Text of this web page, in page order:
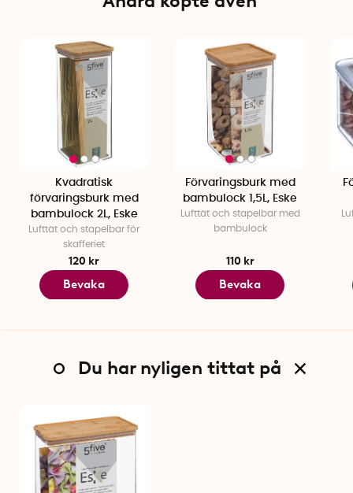
Material: BPA-fri plast, bambu (FSC-certifierad)
Kvadratisk
förvaringsburk med
bambulock 2L, Eske
Lufttät och stapelbar för
skafferiet
120 kr
Bevaka
Förvaringsburk med
bambulock 1,5L, Eske
Lufttät och stapelbar med
bambulock
110 kr
Bevaka
Du har nyligen tittat på